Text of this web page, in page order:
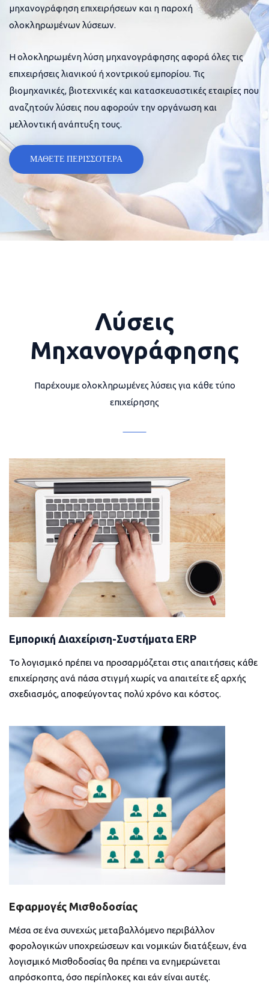
μηχανογράφηση επιχειρήσεων και η παροχή
ολοκληρωμένων λύσεων.
Η ολοκληρωμένη λύση μηχανογράφησης αφορά όλες τις
επιχειρήσεις λιανικού ή χοντρικού εμπορίου. Τις
βιομηχανικές, βιοτεχνικές και κατασκευαστικές εταιρίες που
αναζητούν λύσεις που αφορούν την οργάνωση και
μελλοντική ανάπτυξη τους.
ΜΑΘΕΤΕ ΠΕΡΙΣΣΟΤΕΡΑ
Λύσεις
Μηχανογράφησης
Παρέχουμε ολοκληρωμένες λύσεις για κάθε τύπο
επιχείρησης
Εμπορική Διαχείριση-Συστήματα ERP
Το λογισμικό πρέπει να προσαρμόζεται στις απαιτήσεις κάθε
επιχείρησης ανά πάσα στιγμή χωρίς να απαιτείτε εξ αρχής
σχεδιασμός, αποφεύγοντας πολύ χρόνο και κόστος.
Εφαρμογές Μισθοδοσίας
Μέσα σε ένα συνεχώς μεταβαλλόμενο περιβάλλον
φορολογικών υποχρεώσεων και νομικών διατάξεων, ένα
λογισμικό Μισθοδοσίας θα πρέπει να ενημερώνεται
απρόσκοπτα, όσο περίπλοκες και εάν είναι αυτές.